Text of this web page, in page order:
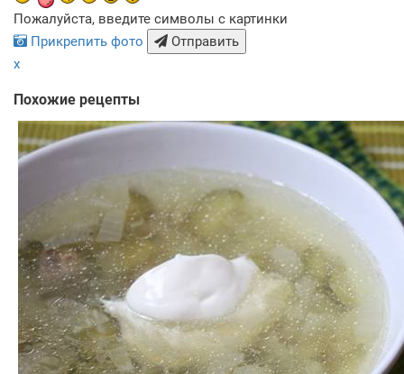
Пожалуйста, введите символы с картинки
Прикрепить фото
Отправить
x
Похожие рецепты